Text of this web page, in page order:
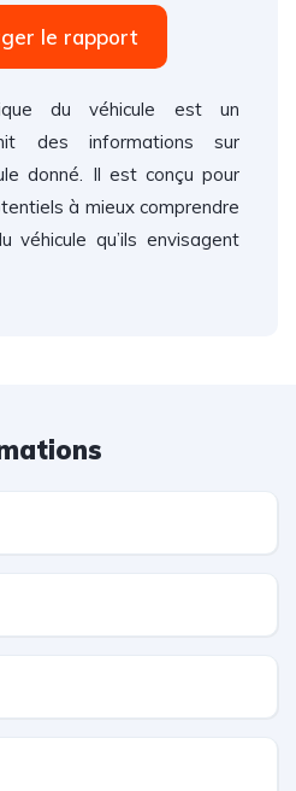
le rapport
du véhicule est un
des informations sur
donné. Il est conçu pour
à mieux comprendre
véhicule qu’ils envisagent